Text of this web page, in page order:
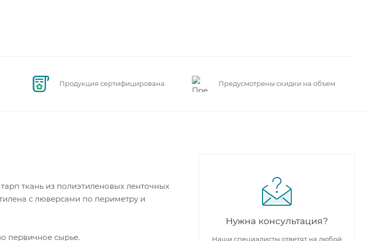
Продукция сертифицирована Предусмотрены скидки на объем
ткань из полиэтиленовых ленточных
с люверсами по периметру и
первичное сырье.
Нужна консультация?
Наши специалисты ответят на любой